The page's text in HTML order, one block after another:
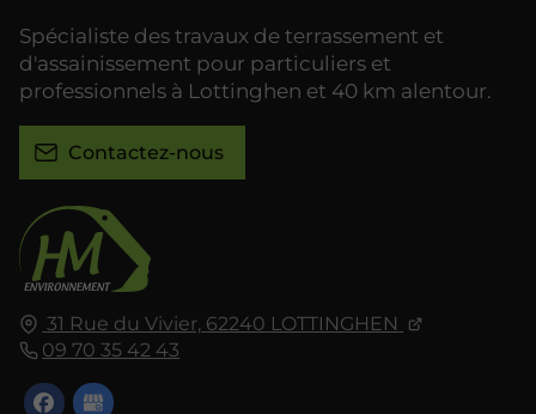
31 Rue du Vivier, 62240 LOTTINGHEN
09 70 35 42 43
Spécialiste des travaux de terrassement et
d'assainissement pour particuliers et
professionnels à Lottinghen et 40 km alentour.
Contactez-nous